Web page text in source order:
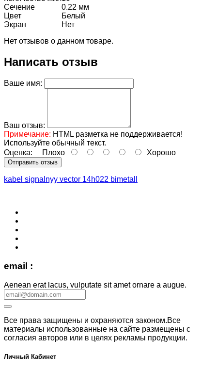
Сечение
0.22 мм
Цвет
Белый
Экран
Нет
Нет отзывов о данном товаре.
Написать отзыв
Ваше имя:
Ваш отзыв:
Примечание: HTML разметка не поддерживается!
Используйте обычный текст.
Оценка: Плохо Хорошо
Отправить отзыв
kabel signalnyy vector 14h022 bimetall
email :
Aenean erat lacus, vulputate sit amet ornare a augue.
Все права защищены и охраняются законом.Все
материалы использованные на сайте размещены с
согласия авторов или в целях рекламы продукции.
Личный Кабинет